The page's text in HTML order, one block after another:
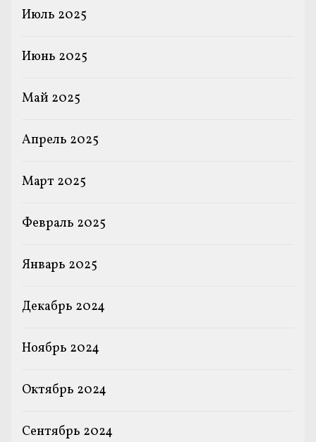
Июль 2025
Июнь 2025
Май 2025
Апрель 2025
Март 2025
Февраль 2025
Январь 2025
Декабрь 2024
Ноябрь 2024
Октябрь 2024
Сентябрь 2024